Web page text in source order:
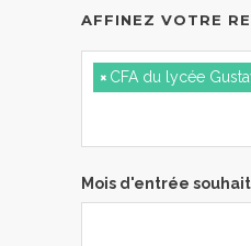
AFFINEZ VOTRE
× CFA du lycée
Mois d'entrée